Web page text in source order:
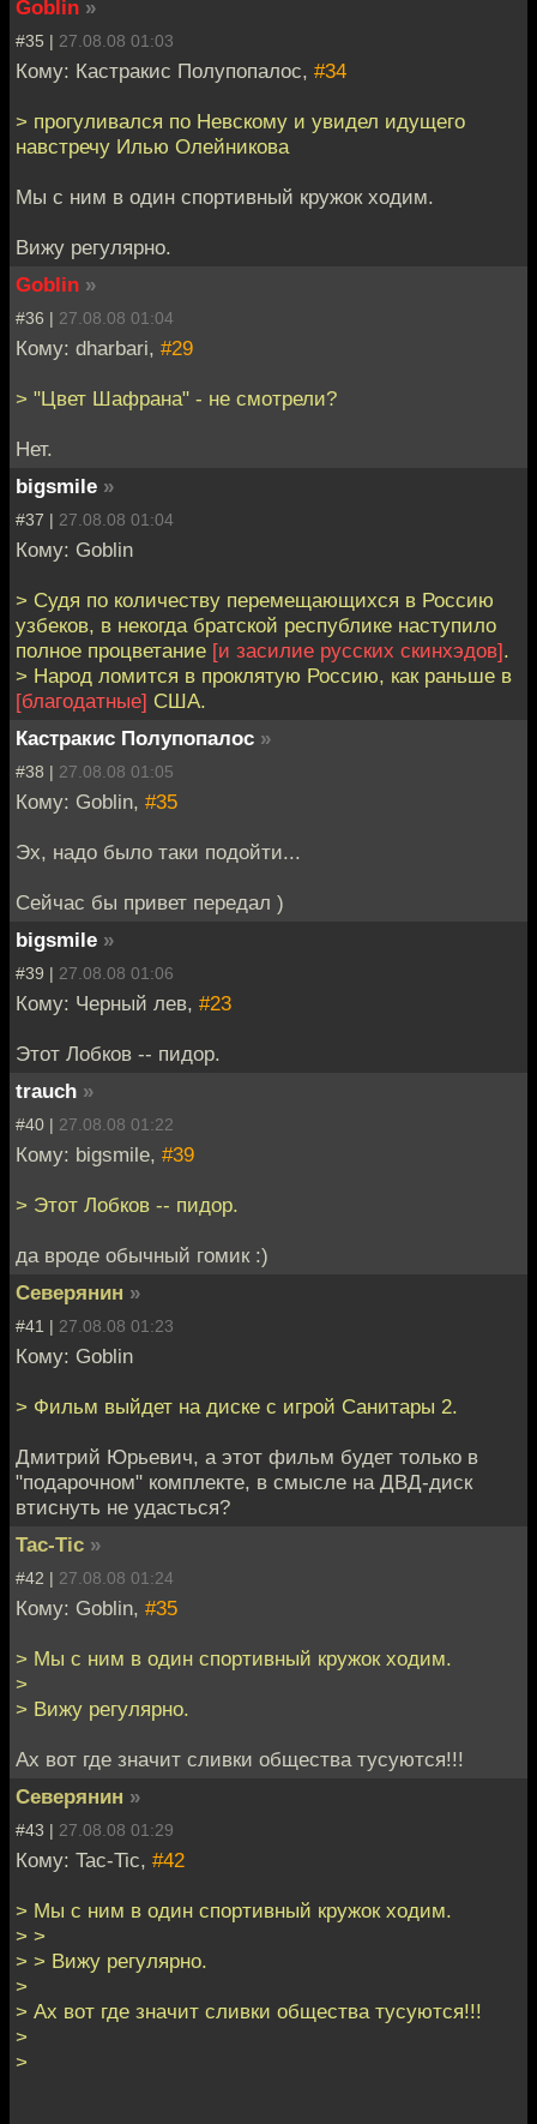
Goblin »
#35 | 27.08.08 01:03
Кому: Кастракис Полупопалос, #34
> прогуливался по Невскому и увидел идущего
навстречу Илью Олейникова
Мы с ним в один спортивный кружок ходим.
Вижу регулярно.
Goblin »
#36 | 27.08.08 01:04
Кому: dharbari, #29
> "Цвет Шафрана" - не смотрели?
Нет.
bigsmile »
#37 | 27.08.08 01:04
Кому: Goblin
> Судя по количеству перемещающихся в Россию
узбеков, в некогда братской республике наступило
полное процветание [и засилие русских скинхэдов].
> Народ ломится в проклятую Россию, как раньше в
[благодатные] США.
Кастракис Полупопалос »
#38 | 27.08.08 01:05
Кому: Goblin, #35
Эх, надо было таки подойти...
Сейчас бы привет передал )
bigsmile »
#39 | 27.08.08 01:06
Кому: Черный лев, #23
Этот Лобков -- пидор.
trauch »
#40 | 27.08.08 01:22
Кому: bigsmile, #39
> Этот Лобков -- пидор.
да вроде обычный гомик :)
Северянин »
#41 | 27.08.08 01:23
Кому: Goblin
> Фильм выйдет на диске с игрой Санитары 2.
Дмитрий Юрьевич, а этот фильм будет только в
"подарочном" комплекте, в смысле на ДВД-диск
втиснуть не удасться?
Tac-Tic »
#42 | 27.08.08 01:24
Кому: Goblin, #35
> Мы с ним в один спортивный кружок ходим.
>
> Вижу регулярно.
Ах вот где значит сливки общества тусуются!!!
Северянин »
#43 | 27.08.08 01:29
Кому: Tac-Tic, #42
> Мы с ним в один спортивный кружок ходим.
> >
> > Вижу регулярно.
>
> Ах вот где значит сливки общества тусуются!!!
>
>